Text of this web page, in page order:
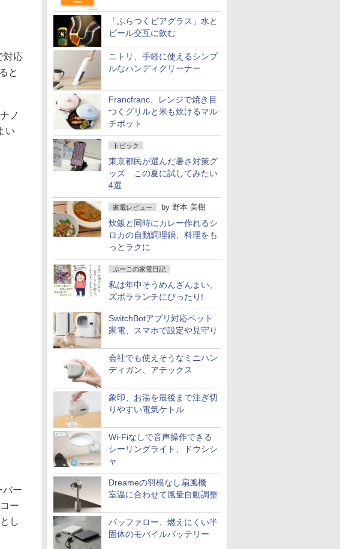
「ふらつくビアグラス」水と
ビール交互に飲む
ニトリ、手軽に使えるシンプ
ルなハンディクリーナー
Francfranc、レンジで焼き目
つくグリルと米も炊けるマル
チポット
トピック
東京都民が選んだ暑さ対策グ
ッズ この夏に試してみたい
4選
家電レビュー by 野本 美樹
炊飯と同時にカレー作れるシ
ロカの自動調理鍋、料理をも
っとラクに
ぷーこの家電日記
私は年中そうめんざんまい。
ズボラランチにぴったり!
SwitchBotアプリ対応ペット
家電、スマホで設定や見守り
会社でも使えそうなミニハン
ディガン、アテックス
象印、お湯を最後まで注ぎ切
りやすい電気ケトル
Wi-Fiなしで音声操作できる
シーリングライト、ドウシシ
ャ
Dreameの羽根なし扇風機
室温に合わせて風量自動調整
バッファロー、燃えにくい半
固体のモバイルバッテリー
対応
と
ノ
い
バー
ー
し